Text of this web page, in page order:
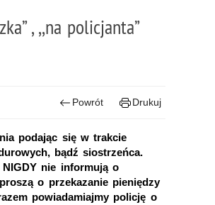
, ,,na policjanta”
Powrót Drukuj
podając się w trakcie
bądź siostrzeńca.
nie informują o
o przekazanie pieniędzy
powiadamiajmy policję o